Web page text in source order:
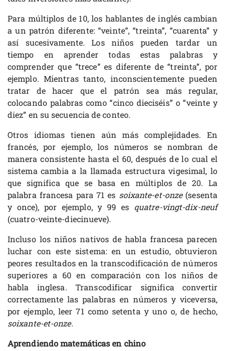
Para múltiplos de 10, los hablantes de inglés cambian
a un patrón diferente: “veinte”, “treinta”, “cuarenta” y
así sucesivamente. Los niños pueden tardar un
tiempo en aprender todas estas palabras y
comprender que “trece” es diferente de “treinta”, por
ejemplo. Mientras tanto, inconscientemente pueden
tratar de hacer que el patrón sea más regular,
colocando palabras como “cinco dieciséis” o “veinte y
diez” en su secuencia de conteo.
Otros idiomas tienen aún más complejidades. En
francés, por ejemplo, los números se nombran de
manera consistente hasta el 60, después de lo cual el
sistema cambia a la llamada estructura vigesimal, lo
que significa que se basa en múltiplos de 20. La
palabra francesa para 71 es soixante-et-onze(sesenta
y once), por ejemplo, y 99 es quatre-vingt-dix-neuf
(cuatro-veinte-diecinueve).
Incluso los niños nativos de habla francesa parecen
luchar con este sistema: en un estudio, obtuvieron
peores resultados en la transcodificación de números
superiores a 60 en comparación con los niños de
habla inglesa. Transcodificar significa convertir
correctamente las palabras en números y viceversa,
por ejemplo, leer 71 como setenta y uno o, de hecho,
soixante-et-onze.
Aprendiendo matemáticas en chino